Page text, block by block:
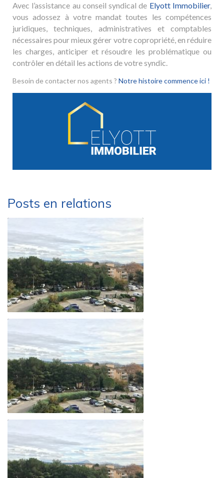
Avec l’assistance au conseil syndical de Elyott Immobilier,
vous adossez à votre mandat toutes les compétences
juridiques, techniques, administratives et comptables
nécessaires pour mieux gérer votre copropriété, en réduire
les charges, anticiper et résoudre les problématique ou
contrôler en détail les actions de votre syndic.
Besoin de contacter nos agents ? Notre histoire commence ici !
Posts en relations